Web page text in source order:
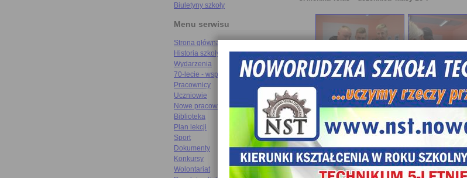
Biuletyny szkoły
Menu serwisu
Strona główna
Historia szkoły
Wydarzenia
70-lecie - wspomnienia
Pracownicy
Uczniowie
Nowe pracownie
Biblioteka
Plan lekcji
Sport
Dokumenty
Konkursy
Wolontariat
Dziękujemy kolegom i koleżankom za aktywny
życzymy owocnej pracy i godnego reprezentowania
Samorząd Uczniowski NST